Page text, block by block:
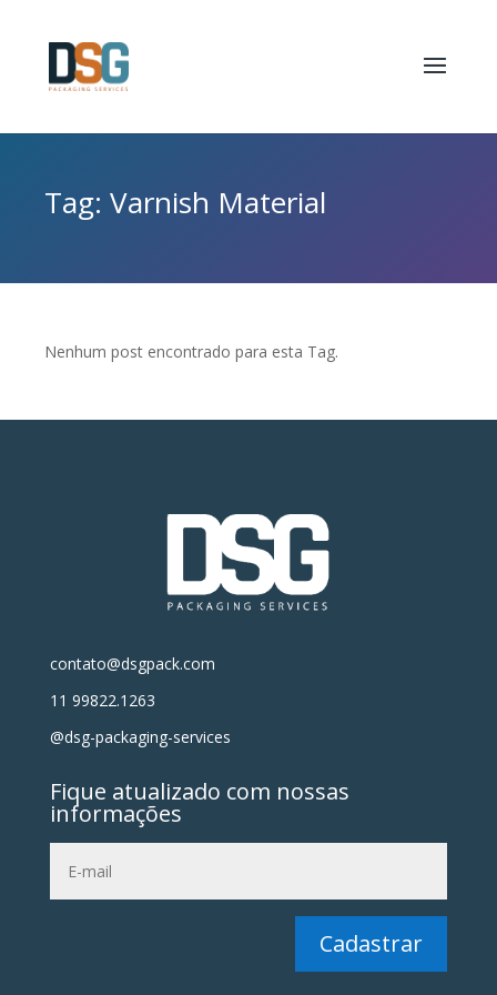
Tag: Varnish Material
Nenhum post encontrado para esta Tag.
contato@dsgpack.com
11 99822.1263
@dsg-packaging-services
Fique atualizado com nossas
informações
Cadastrar